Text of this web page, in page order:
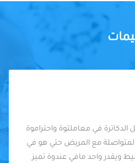
في معاملتوة واحتراموة
مع المريض حتي هو في
واحد مافي عندوة تميز